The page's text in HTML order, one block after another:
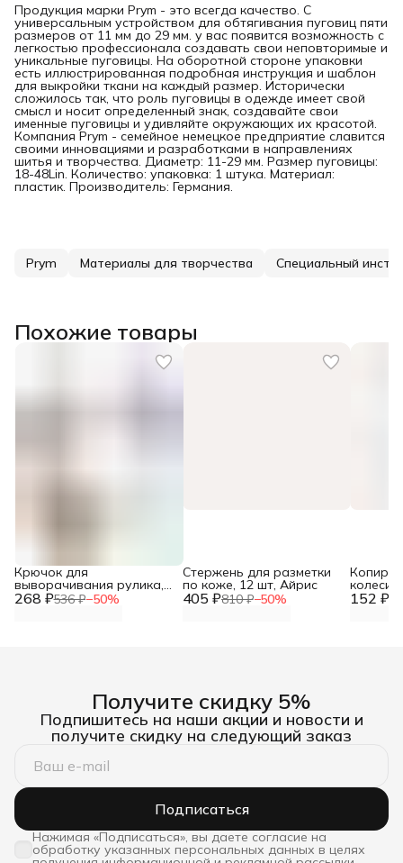
Продукция марки Prym - это всегда качество. С
универсальным устройством для обтягивания пуговиц пяти
размеров от 11 мм до 29 мм. у вас появится возможность с
легкостью профессионала создавать свои неповторимые и
уникальные пуговицы. На оборотной стороне упаковки
есть иллюстрированная подробная инструкция и шаблон
для выкройки ткани на каждый размер. Исторически
сложилось так, что роль пуговицы в одежде имеет свой
смысл и носит определенный знак, создавайте свои
именные пуговицы и удивляйте окружающих их красотой.
Компания Prym - семейное немецкое предприятие славится
своими инновациями и разработками в направлениях
шитья и творчества. Диаметр: 11-29 мм. Размер пуговицы:
18-48Lin. Количество: упаковка: 1 штука. Материал:
пластик. Производитель: Германия.
Prym Материалы для творчества Специальный
Похожие товары
268 ₽536 ₽−50%
Крючок для
выворачивания рулика,
26,5 см, Hobby&Pro, 405 ₽810 ₽−50%
Стержень для разметки
по коже, 12 шт, Айрис
152 ₽
Айрис
Получите скидку 5%
Подпишитесь на наши акции и новости и
получите скидку на следующий заказ
Подписаться
Нажимая «Подписаться», вы даете согласие на
обработку указанных персональных данных в целях